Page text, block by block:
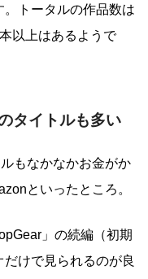
トータルの作品数は
以上はあるようで
タイトルも多い
もなかなかお金がか
といったところ。
」の続編（初期
けで見られるのが良